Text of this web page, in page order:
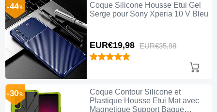
Coque Silicone Housse Etui Gel
Serge pour Sony Xperia 10 V Bleu
EUR€19,98 EUR€35,98
-44%
Coque Contour Silicone et
Plastique Housse Etui Mat avec
Magnetique Support Bague
-30%